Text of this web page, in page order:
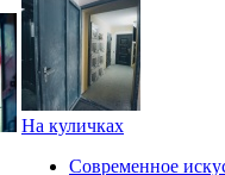
На куличках
Современное